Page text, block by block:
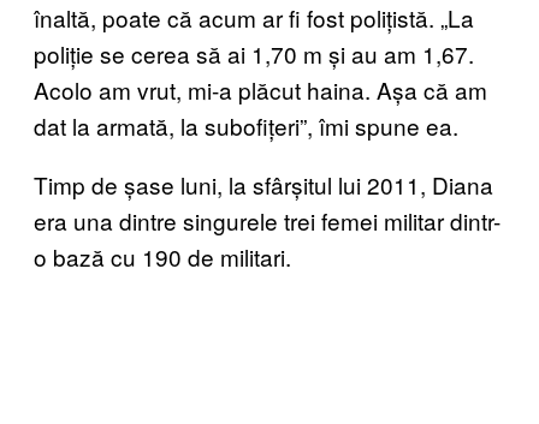
înaltă, poate că acum ar fi fost polițistă. „La
poliție se cerea să ai 1,70 m și au am 1,67.
Acolo am vrut, mi-a plăcut haina. Așa că am
dat la armată, la subofițeri”, îmi spune ea.
Timp de șase luni, la sfârșitul lui 2011, Diana
era una dintre singurele trei femei militar dintr-
o bază cu 190 de militari.